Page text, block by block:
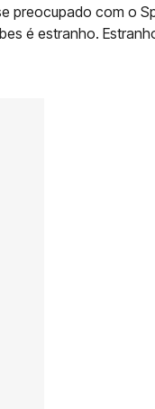
preocupado com o
é estranho.